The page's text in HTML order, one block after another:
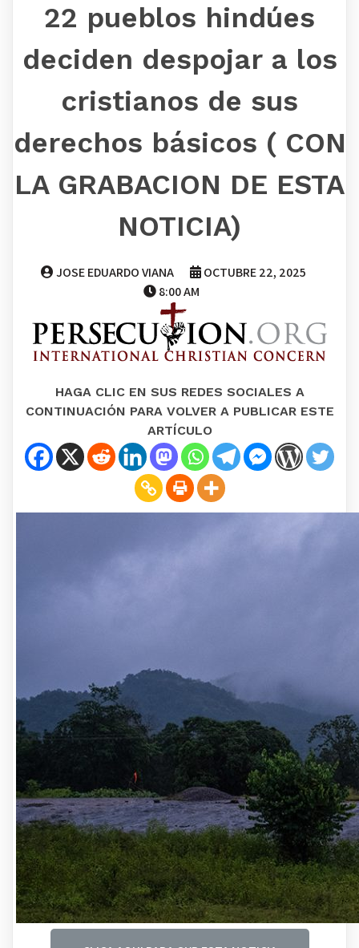
22 pueblos hindúes
deciden despojar a los
cristianos de sus
derechos básicos ( CON
LA GRABACION DE ESTA
NOTICIA)
JOSE EDUARDO VIANA
OCTUBRE 22, 2025
8:00 AM
HAGA CLIC EN SUS REDES SOCIALES A
CONTINUACIÓN PARA VOLVER A PUBLICAR ESTE
ARTÍCULO